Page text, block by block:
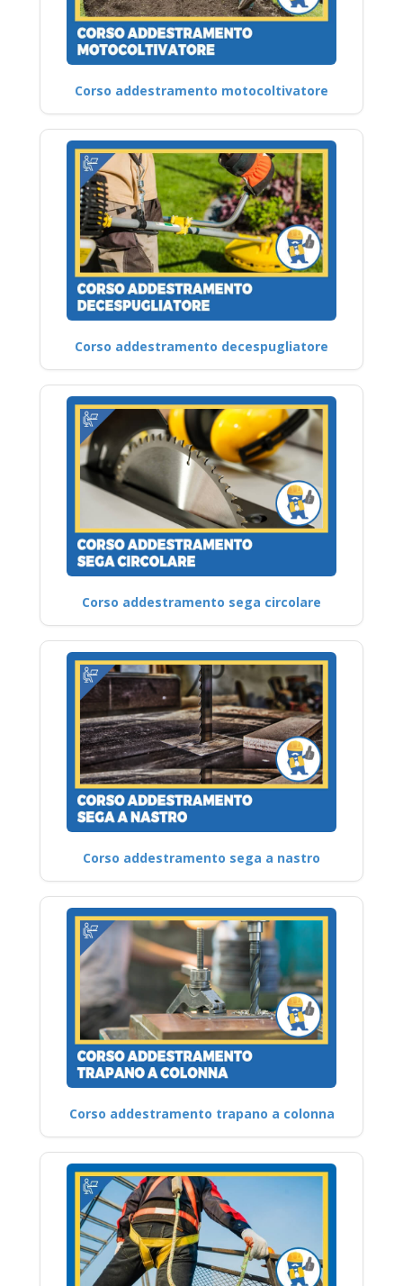
Corso addestramento motocoltivatore
Corso addestramento decespugliatore
Corso addestramento sega circolare
Corso addestramento sega a nastro
Corso addestramento trapano a colonna